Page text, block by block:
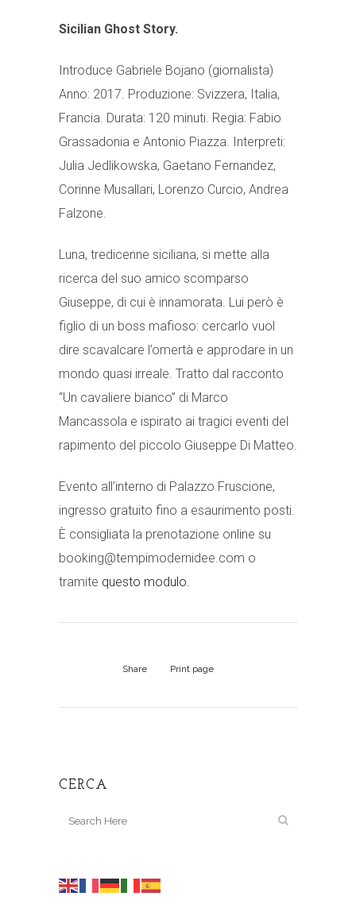
Sicilian Ghost Story.
Introduce Gabriele Bojano (giornalista)
Anno: 2017. Produzione: Svizzera, Italia,
Francia. Durata: 120 minuti. Regia: Fabio
Grassadonia e Antonio Piazza. Interpreti:
Julia Jedlikowska, Gaetano Fernandez,
Corinne Musallari, Lorenzo Curcio, Andrea
Falzone.
Luna, tredicenne siciliana, si mette alla
ricerca del suo amico scomparso
Giuseppe, di cui è innamorata. Lui però è
figlio di un boss mafioso: cercarlo vuol
dire scavalcare l’omertà e approdare in un
mondo quasi irreale. Tratto dal racconto
“Un cavaliere bianco” di Marco
Mancassola e ispirato ai tragici eventi del
rapimento del piccolo Giuseppe Di Matteo.
Evento all’interno di Palazzo Fruscione,
ingresso gratuito fino a esaurimento posti.
È consigliata la prenotazione online su
booking@tempimodernidee.com o
tramite questo modulo.
Share Print page
CERCA